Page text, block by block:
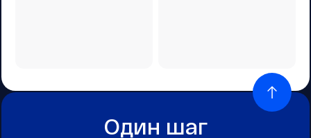
Один шаг